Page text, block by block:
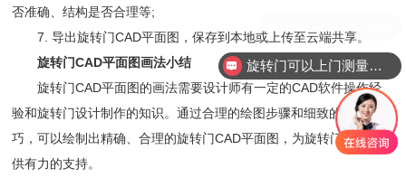
否准确、结构是否合理等;
7. 导出旋转门CAD平面图，保存到本地或上传至云端共享。
旋转门CAD平面图画法小结
旋转门CAD平面图的画法需要设计师有一定的CAD软件操作经
验和旋转门设计制作的知识。通过合理的绘图步骤和细致的绘图技
巧，可以绘制出精确、合理的旋转门CAD平面图，为旋转门的制作提
供有力的支持。
旋转门可以上门测量安装吗？